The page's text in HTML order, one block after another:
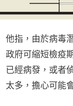
他指，由於病毒
政府可縮短檢疫
已經病發，或者
太多，擔心可能